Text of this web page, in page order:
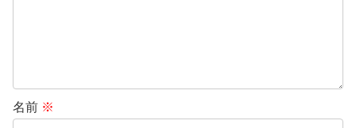
名前 ※